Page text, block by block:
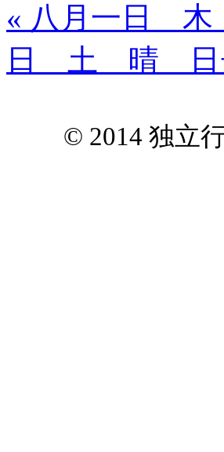
« 八月一日
日 土 晴 日
© 2014 独立